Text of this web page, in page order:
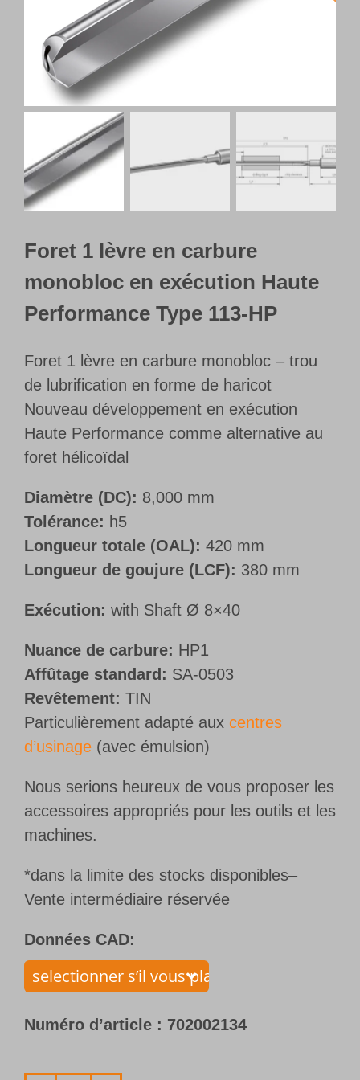
Français
Foret 1 lèvre en carbure
monobloc en exécution Haute
Performance Type 113-HP
Foret 1 lèvre en carbure monobloc – trou
de lubrification en forme de haricot
Nouveau développement en exécution
Haute Performance comme alternative au
foret hélicoïdal
Diamètre (DC): 8,000 mm
Tolérance: h5
Longueur totale (OAL): 420 mm
Longueur de goujure (LCF): 380 mm
Exécution: with Shaft Ø 8×40
Nuance de carbure: HP1
Affûtage standard: SA-0503
Revêtement: TIN
Particulièrement adapté aux centres
d’usinage (avec émulsion)
Nous serions heureux de vous proposer les
accessoires appropriés pour les outils et les
machines.
*dans la limite des stocks disponibles–
Vente intermédiaire réservée
Données CAD:
Numéro d’article : 702002134